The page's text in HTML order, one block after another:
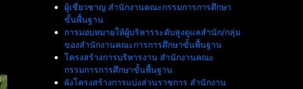
ผู้เชี่ยวชาญ สำนักงานคณะกรรมการการศึกษา
ขั้นพื้นฐาน
การมอบหมายให้ผู้บริหารระดับสูงดูแลสำนัก/กลุ่ม
ของสำนักงานคณะการการศึกษาขั้นพื้นฐาน
โครงสร้างการบริหารงาน สำนักงานคณะ
กรรมการการศึกษาขั้นพื้นฐาน
ผังโครงสร้างการแบ่งส่วนราชการ สำนักงาน